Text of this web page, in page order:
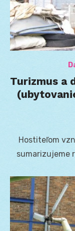
Turizmus a
Hostiteľom
sumarizujeme